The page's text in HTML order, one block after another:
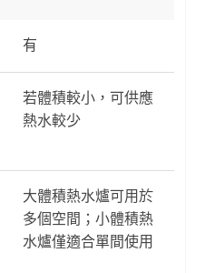
有
若體積較小，可供應
熱水較少
大體積熱水爐可用於
多個空間；小體積熱
水爐僅適合單間使用